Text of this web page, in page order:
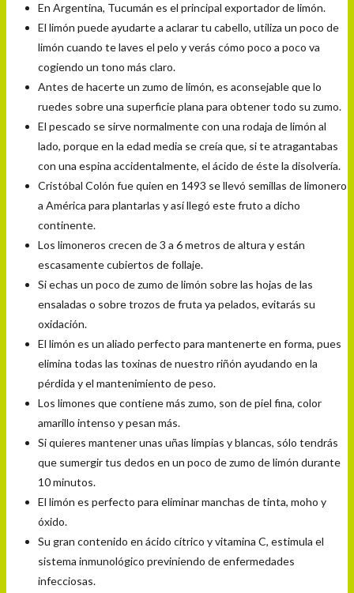
En Argentina, Tucumán es el principal exportador de limón.
El limón puede ayudarte a aclarar tu cabello, utiliza un poco de
limón cuando te laves el pelo y verás cómo poco a poco va
cogiendo un tono más claro.
Antes de hacerte un zumo de limón, es aconsejable que lo
ruedes sobre una superficie plana para obtener todo su zumo.
El pescado se sirve normalmente con una rodaja de limón al
lado, porque en la edad media se creía que, si te atragantabas
con una espina accidentalmente, el ácido de éste la disolvería.
Cristóbal Colón fue quien en 1493 se llevó semillas de limonero
a América para plantarlas y así llegó este fruto a dicho
continente.
Los limoneros crecen de 3 a 6 metros de altura y están
escasamente cubiertos de follaje.
Si echas un poco de zumo de limón sobre las hojas de las
ensaladas o sobre trozos de fruta ya pelados, evitarás su
oxidación.
El limón es un aliado perfecto para mantenerte en forma, pues
elimina todas las toxinas de nuestro riñón ayudando en la
pérdida y el mantenimiento de peso.
Los limones que contiene más zumo, son de piel fina, color
amarillo intenso y pesan más.
Si quieres mantener unas uñas limpias y blancas, sólo tendrás
que sumergir tus dedos en un poco de zumo de limón durante
10 minutos.
El limón es perfecto para eliminar manchas de tinta, moho y
óxido.
Su gran contenido en ácido cítrico y vitamina C, estimula el
sistema inmunológico previniendo de enfermedades
infecciosas.